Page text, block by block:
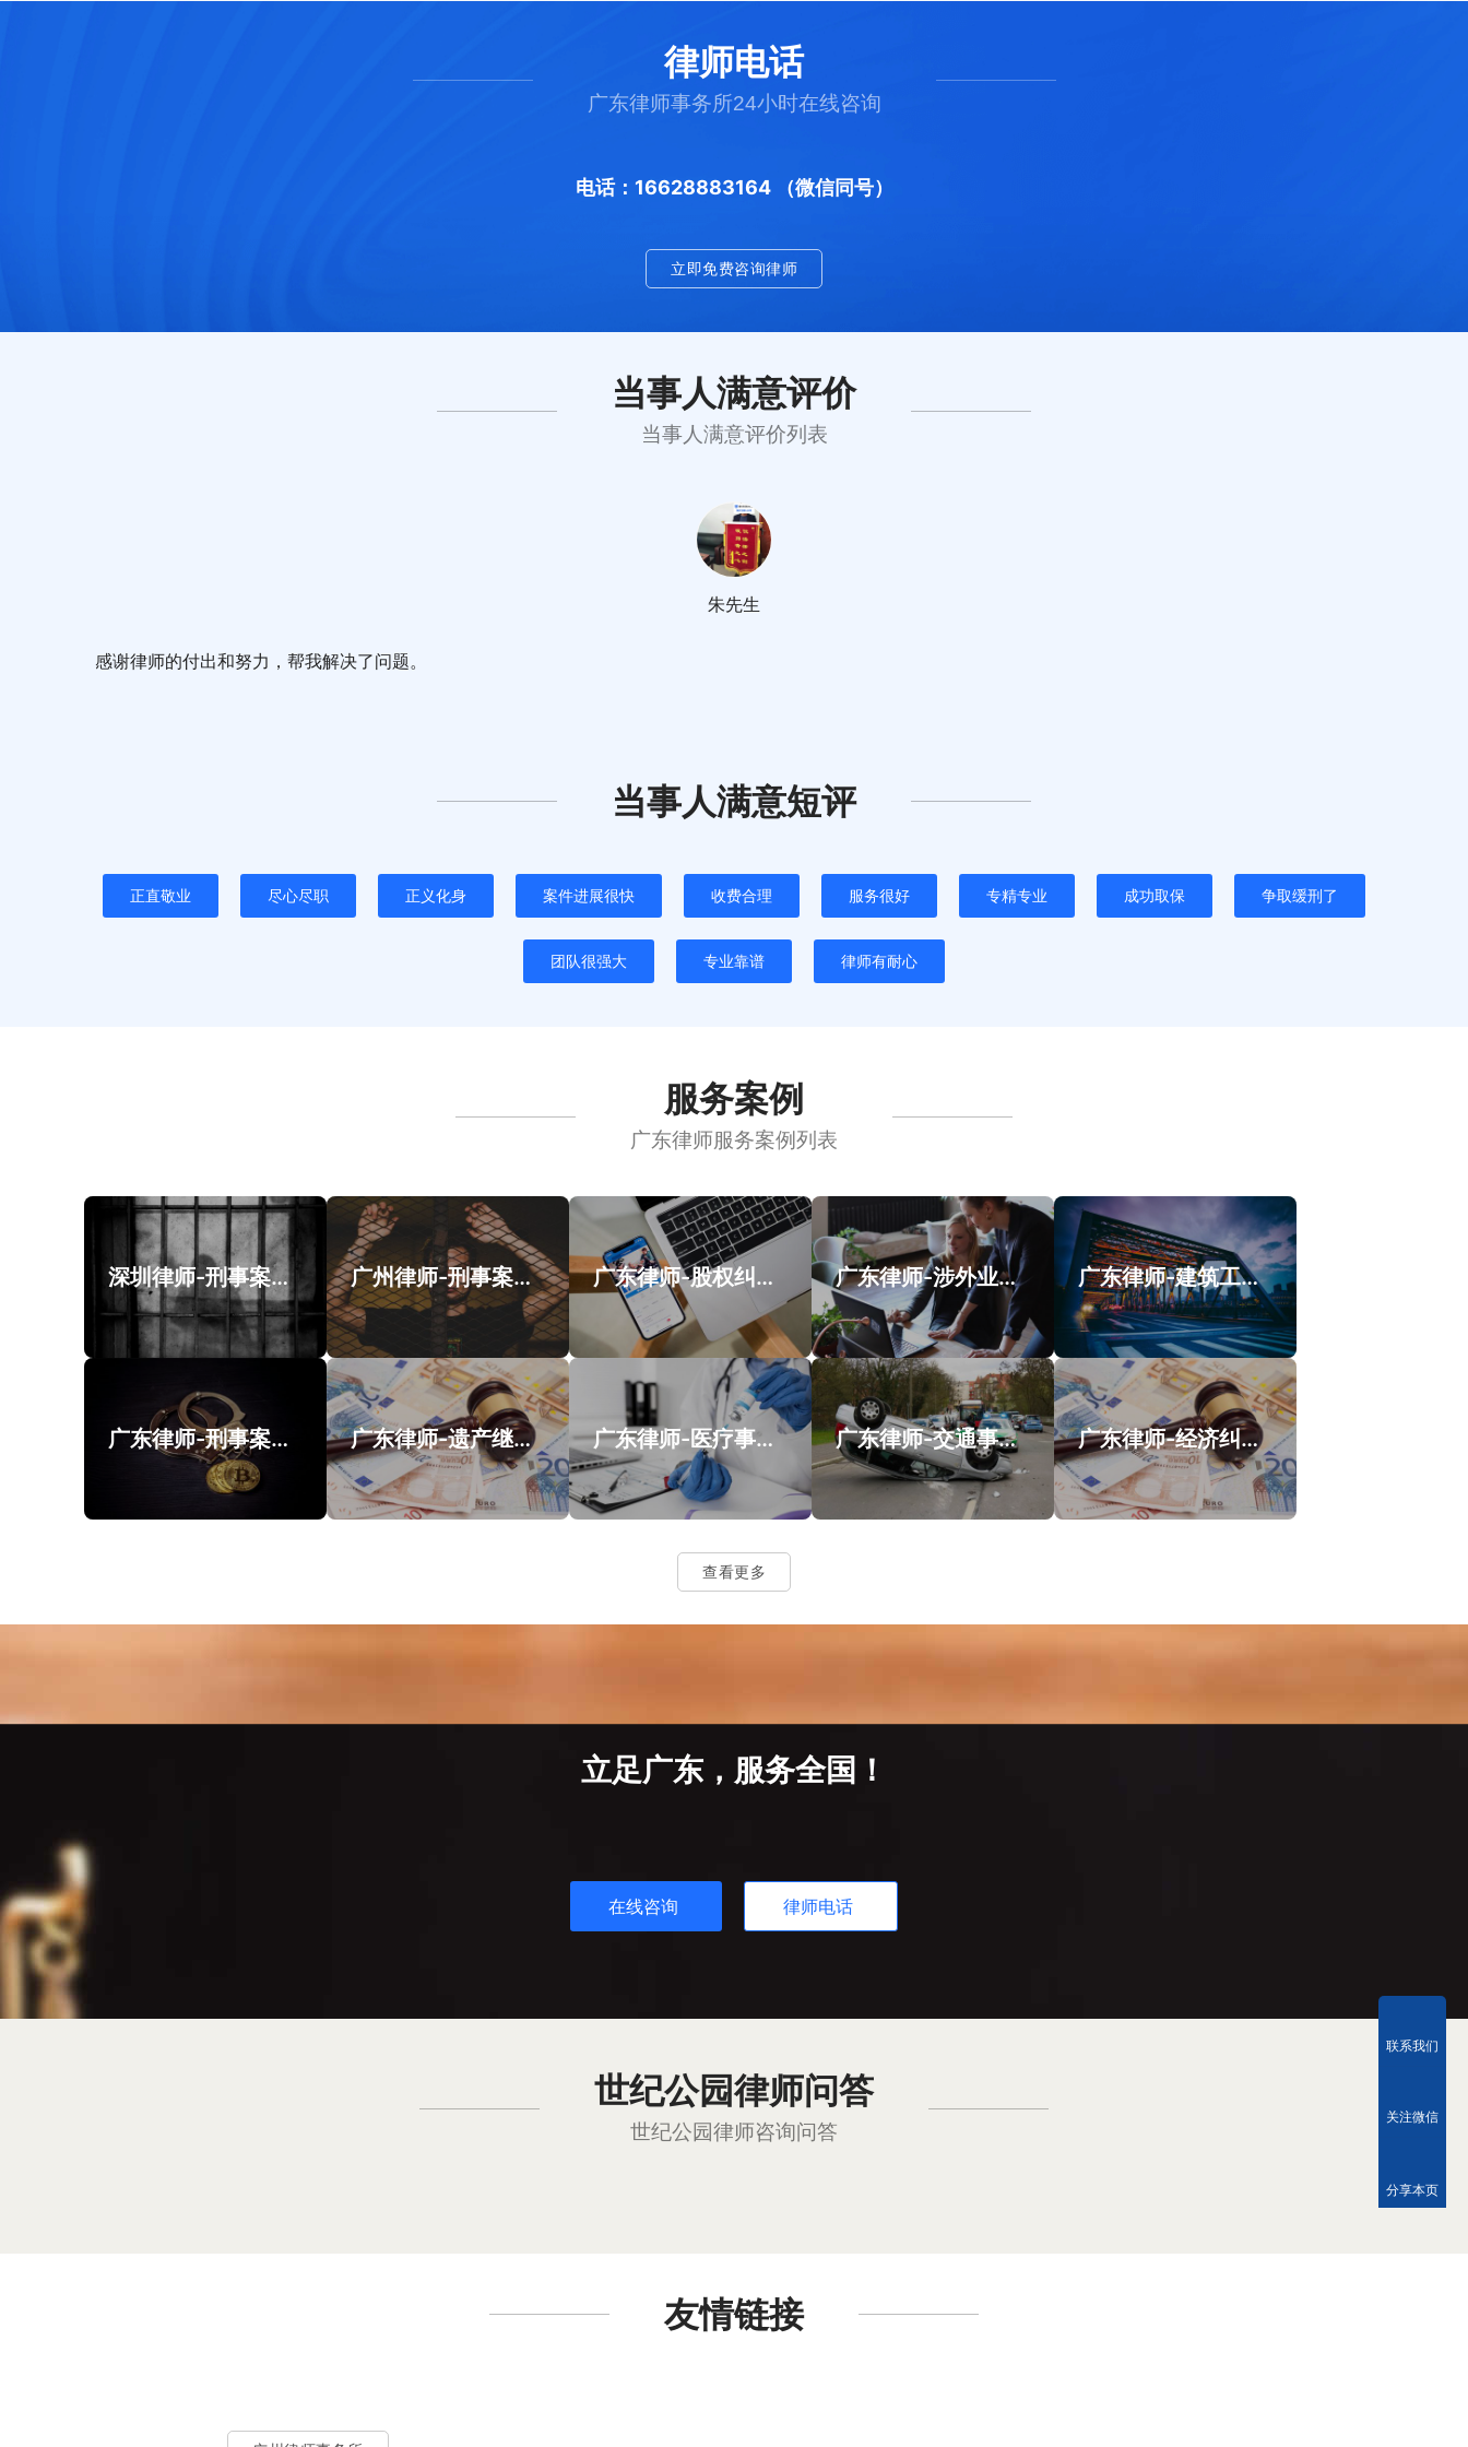
律师电话
广东律师事务所24小时在线咨询
电话：16628883164 （微信同号）
立即免费咨询律师
当事人满意评价
当事人满意评价列表
感谢律师的付出和努力，帮我解决了问题。
朱先生
当事人满意短评
正直敬业 尽心尽职 正义化身 案件进展很快 收费合理 服务很好 专精专业 成功取保 争取缓刑了
团队很强大 专业靠谱 律师有耐心
服务案例
广东律师服务案例列表
深圳律师-刑事案件案例 广州律师-刑事案件案例 广东律师-股权纠纷类案件案例 广东律师-涉外业务类案件案例 广东律师-建筑工程纠纷类案件案例
广东律师-刑事案件类案例 广东律师-遗产继承类案件案例 广东律师-医疗事故类案件案例 广东律师-交通事故类案件案例 广东律师-经济纠纷类案件案例
查看更多
立足广东，服务全国！
在线咨询 律师电话
世纪公园律师问答
世纪公园律师咨询问答
友情链接
联系我们
关注微信
分享本页